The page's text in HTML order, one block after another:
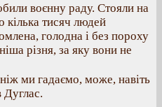
воєнну раду. Стояли на
тисяч людей
голодна і без пороху
різня, за яку вони не
ми гадаємо, може, навіть